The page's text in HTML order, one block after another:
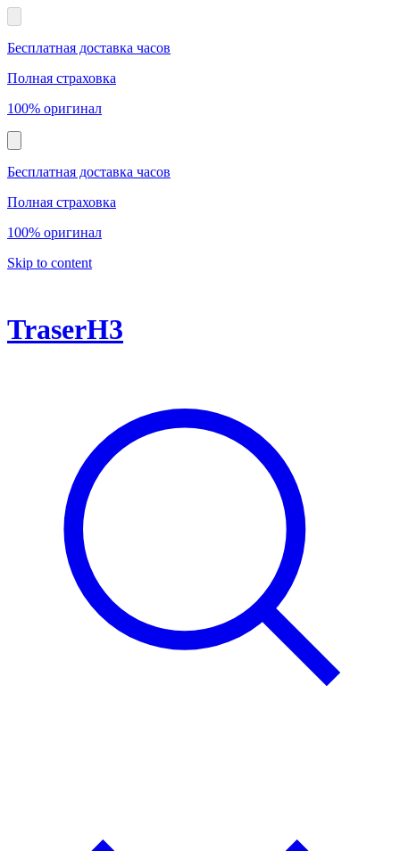
Бесплатная доставка часов
Полная страховка
100% оригинал
Бесплатная доставка часов
Полная страховка
100% оригинал
Skip to content
TraserH3